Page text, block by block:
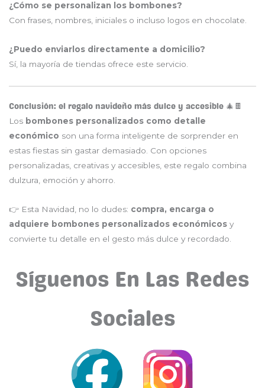
¿Cómo se personalizan los bombones?
Con frases, nombres, iniciales o incluso logos en chocolate.
¿Puedo enviarlos directamente a domicilio?
Sí, la mayoría de tiendas ofrece este servicio.
Conclusión: el regalo navideño más dulce y accesible 🎄🍫
Los bombones personalizados como detalle
económico son una forma inteligente de sorprender en
estas fiestas sin gastar demasiado. Con opciones
personalizadas, creativas y accesibles, este regalo combina
dulzura, emoción y ahorro.
👉 Esta Navidad, no lo dudes: compra, encarga o
adquiere bombones personalizados económicos y
convierte tu detalle en el gesto más dulce y recordado.
Síguenos En Las Redes
Sociales